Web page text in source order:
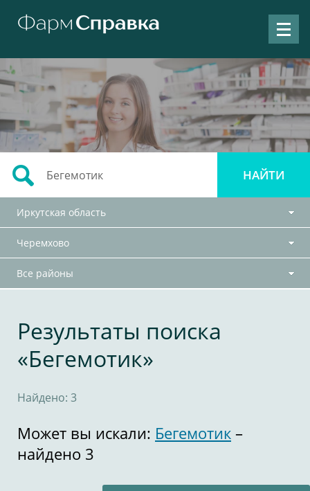
Иркутская область
Черемхово
Все районы
Результаты поиска
«Бегемотик»
Найдено: 3
Может вы искали: Бегемотик –
найдено 3